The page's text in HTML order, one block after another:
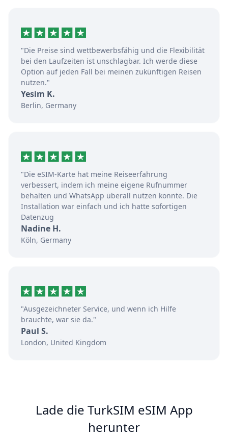
"Die Preise sind wettbewerbsfähig und die Flexibilität
bei den Laufzeiten ist unschlagbar. Ich werde diese
Option auf jeden Fall bei meinen zukünftigen Reisen
nutzen."
Yesim K.
Berlin, Germany
"Die eSIM-Karte hat meine Reiseerfahrung
verbessert, indem ich meine eigene Rufnummer
behalten und WhatsApp überall nutzen konnte. Die
Installation war einfach und ich hatte sofortigen
Datenzug
Nadine H.
Köln, Germany
"Ausgezeichneter Service, und wenn ich Hilfe
brauchte, war sie da."
Paul S.
London, United Kingdom
Lade die TurkSIM eSIM App
herunter